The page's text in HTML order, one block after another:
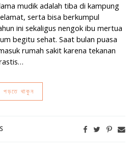
mudik adalah tiba di kampung
serta bisa berkumpul
ini sekaligus nengok ibu mertua
begitu sehat. Saat bulan puasa
rumah sakit karena tekanan
পড়তে থাকুন